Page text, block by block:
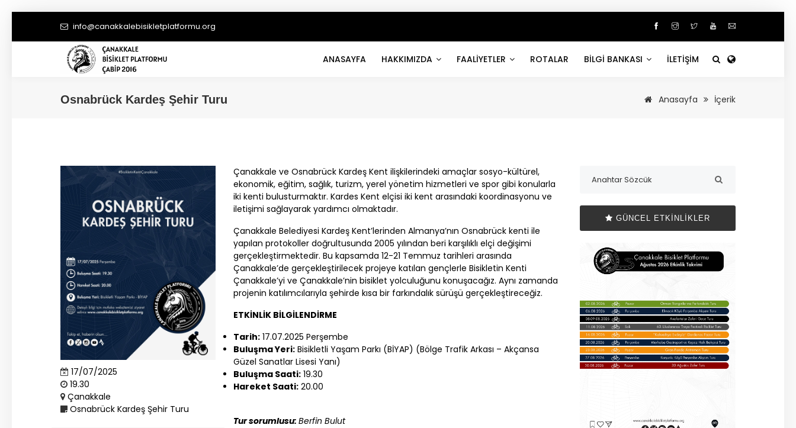
info@canakkalebisikletplatformu.org
ANASAYFA HAKKIMIZDA FAALİYETLER ROTALAR BİLGİ BANKASI İLETİŞİM
Osnabrück Kardeş Şehir Turu Anasayfa İçerik
17/07/2025
19.30
Çanakkale
Osnabrück Kardeş Şehir Turu
Çanakkale ve Osnabrück Kardeş Kent ilişkilerindeki amaçlar sosyo-kültürel,
ekonomik, eğitim, sağlık, turizm, yerel yönetim hizmetleri ve spor gibi konularla
iki kenti bulusturmaktır. Kardes Kent elçisi iki kent arasındaki koordinasyonu ve
iletişimi sağlayarak yardımcı olmaktadır.
Çanakkale Belediyesi Kardeş Kent’lerinden Almanya’nın Osnabrück kenti ile
yapılan protokoller doğrultusunda 2005 yılından beri karşılıklı elçi değişimi
gerçekleştirmektedir. Bu kapsamda 12-21 Temmuz tarihleri arasında
Çanakkale’de gerçekleştirilecek projeye katılan gençlerle Bisikletin Kenti
Çanakkale’yi veÇanakkale’nin bisiklet yolculuğunu konuşacağız. Aynı zamanda
projenin katılımcılarıyla şehirde kısa bir farkındalık sürüşü gerçekleştireceğiz.
ETKİNLİK BİLGİLENDİRME
Tarih: 17.07.2025 Perşembe
Buluşma Yeri: Bisikletli Yaşam Parkı (BİYAP) (Bölge Trafik Arkası – Akçansa
Güzel Sanatlar Lisesi Yanı)
Buluşma Saati: 19.30
Hareket Saati: 20.00
Tur sorumlusu:Berfin Bulut
GÜNCEL ETKINLIKLER